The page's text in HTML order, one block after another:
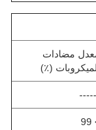
مضادات
(٪)